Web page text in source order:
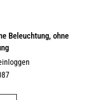
Beleuchtung, ohne